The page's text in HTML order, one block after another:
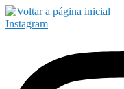
Instagram